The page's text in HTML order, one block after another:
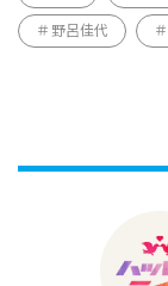
野呂佳代